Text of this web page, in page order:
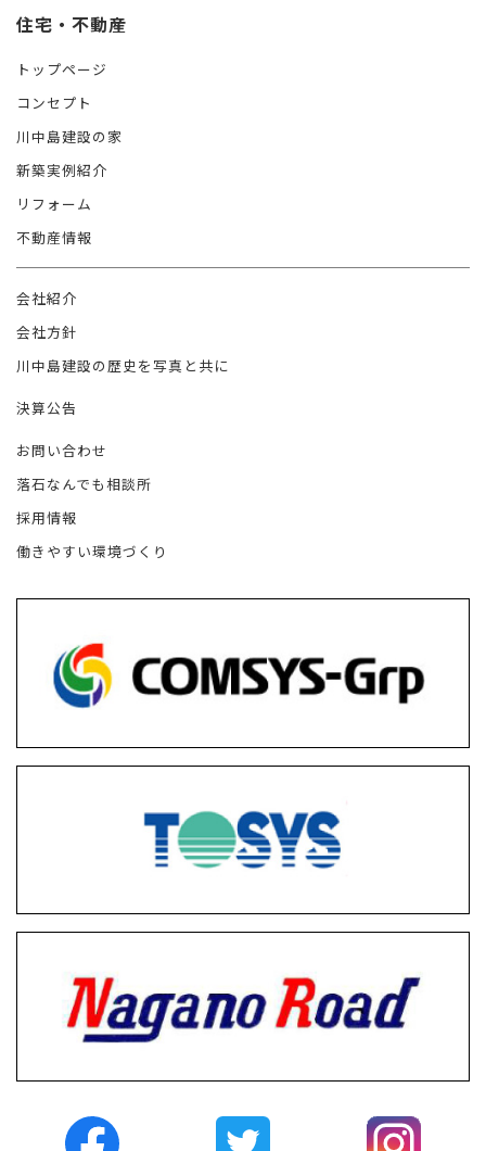
住宅・不動産
トップページ
コンセプト
川中島建設の家
新築実例紹介
リフォーム
不動産情報
会社紹介
会社方針
川中島建設の歴史を写真と共に
決算公告
お問い合わせ
落石なんでも相談所
採用情報
働きやすい環境づくり